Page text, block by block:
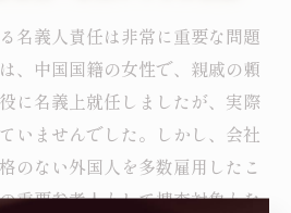
名義人責任は非常に重要な問題
、中国国籍の女性で、親戚の頼
に名義上就任しましたが、実際
いませんでした。しかし、会社
のない外国人を多数雇用したこ
重要参考人として捜査対象とな